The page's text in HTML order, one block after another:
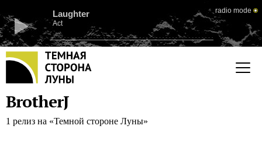
Laughter
Act
radio mode
BrotherJ
1 релиз на «Темной стороне Луны»